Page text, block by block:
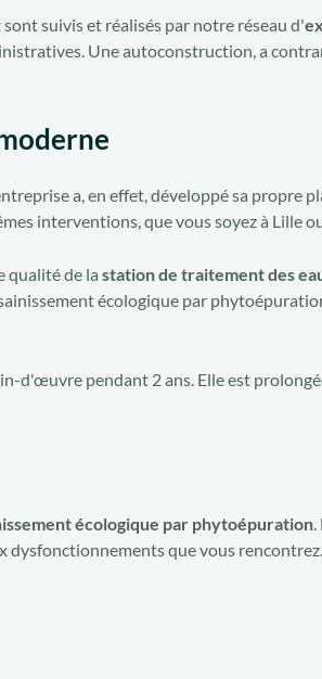
suivis et réalisés par notre réseau d'
Une autoconstruction, a
a, en effet, développé sa propre
interventions, que vous soyez à Lille
qualité de la station de traitement des
écologique par
d'œuvre pendant 2 ans. Elle est
écologique par phytoépuration
que vous